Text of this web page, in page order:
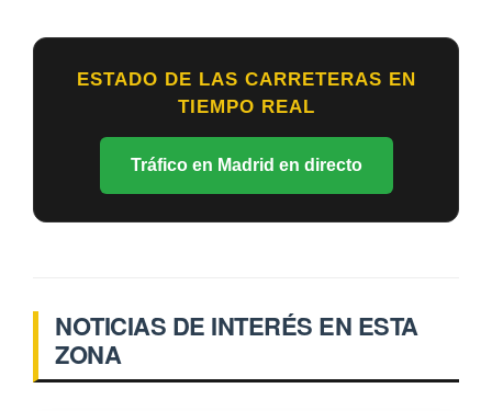
ESTADO DE LAS CARRETERAS EN
TIEMPO REAL
Tráfico en Madrid en directo
NOTICIAS DE INTERÉS EN ESTA
ZONA